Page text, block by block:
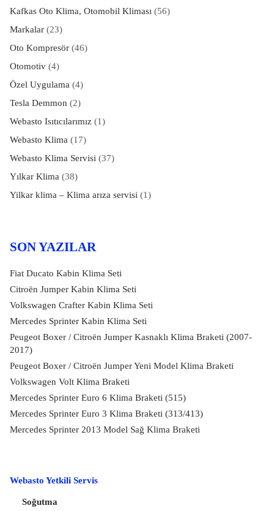
Kafkas Oto Klima, Otomobil Kliması(56)
Markalar(23)
Oto Kompresör(46)
Otomotiv(4)
Özel Uygulama(4)
Tesla Demmon (2)
Webasto Isıtıcılarımız(1)
Webasto Klima(17)
Webasto Klima Servisi(37)
Yılkar Klima(38)
Yilkar klima – Klima arıza servisi(1)
SON YAZILAR
Fiat Ducato Kabin Klima Seti
Citroën Jumper Kabin Klima Seti
Volkswagen Crafter Kabin Klima Seti
Mercedes Sprinter Kabin Klima Seti
Peugeot Boxer / Citroën Jumper Kasnaklı Klima Braketi (2007-
2017)
Peugeot Boxer / Citroën Jumper Yeni Model Klima Braketi
Volkswagen Volt Klima Braketi
Mercedes Sprinter Euro 6 Klima Braketi (515)
Mercedes Sprinter Euro 3 Klima Braketi (313/413)
Mercedes Sprinter 2013 Model Sağ Klima Braketi
Webasto Yetkili Servis
Soğutma